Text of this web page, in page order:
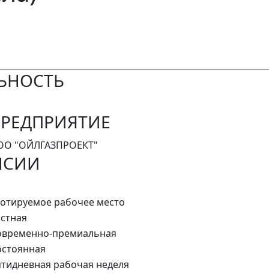
"ОЙЛГАЗПРОЕКТ"
рабочее место
премиальная
рабочая неделя